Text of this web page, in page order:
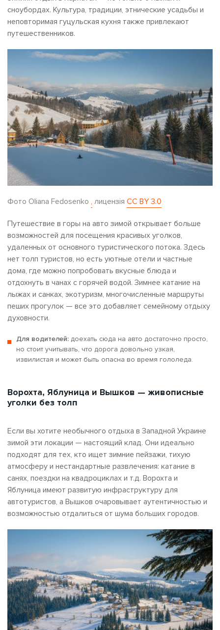
сноубордах. Культура, традиции, этнические усадьбы и
неповторимая гуцульская кухня также привлекают
путешественников.
Фото Oliana Fedosenko , лицензія CC BY 3.0
Путешествие в горы на авто зимой открывает больше
возможностей для посещения красивых уголков,
удаленных от основного туристического потока. Здесь
нет толп туристов, но есть уютные отели и частные
дома, где можно попробовать вкусные блюда и
отдохнуть в чанах с горячей водой. Зимнее катание на
лыжах и санках, экотуризм, многочисленные маршруты
пеших прогулок — все это добавляет семейному отдыху
духовности.
Для водителей: доехать сюда на авто достаточно просто,
но стоит учитывать, что дорога довольно узкая,
извилистая и может быть опасна во время гололеда.
Ворохта, Яблуница и Вышков — живописные
уголки без толп
Если вы хотите необычного отдыха в Западной Украине
зимой эти локации — настоящий клад. Они идеально
подходят для тех, кто ищет зимние пейзажи, тихую
атмосферу и нестандартные развлечения: катание в
санях, поездки на квадроциклах и т.д. Ворохта и
Яблуница имеют развитую инфраструктуру для
автотуристов, а Вышков очаровывает аутентичностью и
возможностью отдалиться от шума больших городов.